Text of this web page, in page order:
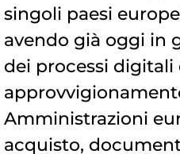
singoli paesi
avendo già oggi in
dei processi digitali
Amministrazioni
acquisto,